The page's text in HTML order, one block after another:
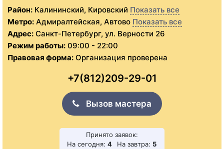
Район: Калининский, Кировский Показать все
Метро: Адмиралтейская, Автово Показать все
Адрес: Санкт-Петербург, ул. Верности 26
Режим работы: 09:00 - 22:00
Правовая форма: Организация проверена
+7(812)209-29-01
Вызов мастера
Принято заявок:
На сегодня: 4 На завтра: 5